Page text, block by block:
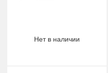
Нет в наличии